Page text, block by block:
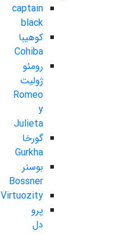
captain
black
کوهیبا
Cohiba
رومئو
ژولیت
Romeo
y
Julieta
گورخا
Gurkha
بوسنر
Bossner
Virtuozity
پرو
دل